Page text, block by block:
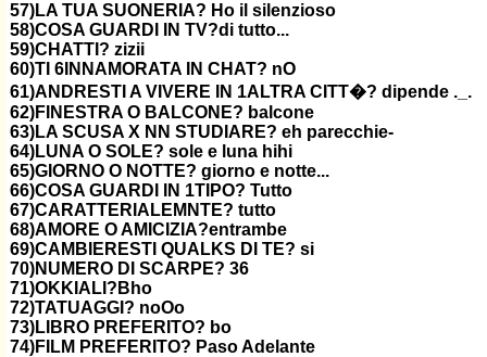
57)LA TUA SUONERIA? Ho il silenzioso
58)COSA GUARDI IN TV?di tutto...
59)CHATTI? zizii
60)TI 6INNAMORATA IN CHAT? nO
61)ANDRESTI A VIVERE IN 1ALTRA CITT�? dipende ._.
62)FINESTRA O BALCONE? balcone
63)LA SCUSA X NN STUDIARE? eh parecchie-
64)LUNA O SOLE? sole e luna hihi
65)GIORNO O NOTTE? giorno e notte...
66)COSA GUARDI IN 1TIPO? Tutto
67)CARATTERIALEMNTE? tutto
68)AMORE O AMICIZIA?entrambe
69)CAMBIERESTI QUALKS DI TE? si
70)NUMERO DI SCARPE? 36
71)OKKIALI?Bho
72)TATUAGGI? noOo
73)LIBRO PREFERITO? bo
74)FILM PREFERITO? Paso Adelante